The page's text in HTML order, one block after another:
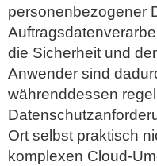
personenbezogener
die Sicherheit und
Anwender sind
währenddessen
Ort selbst praktisch
komplexen Cloud-